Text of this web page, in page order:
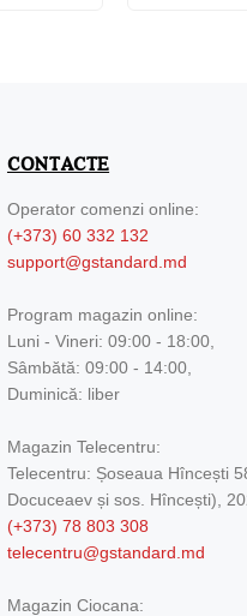
CONTACTE
Operator comenzi online:
(+373) 60 332 132
support@gstandard.md
Program magazin online:
Luni - Vineri: 09:00 - 18:00,
Sâmbătă: 09:00 - 14:00,
Duminică: liber
Magazin Telecentru:
Telecentru: Șoseaua Hîncești
Docuceaev și sos. Hîncești),
(+373) 78 803 308
telecentru@gstandard.md
Magazin Ciocana: